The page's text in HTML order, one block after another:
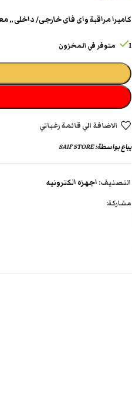
كاميرا مراقبة واى فاى خارجى/ داخلى ,,
1 متوفر في المخزون
الاضافة الي قائمة رغباتي
يباع بواسطة:SAIF STORE
التصنيف: اجهزه الكترونيه
مشاركة: